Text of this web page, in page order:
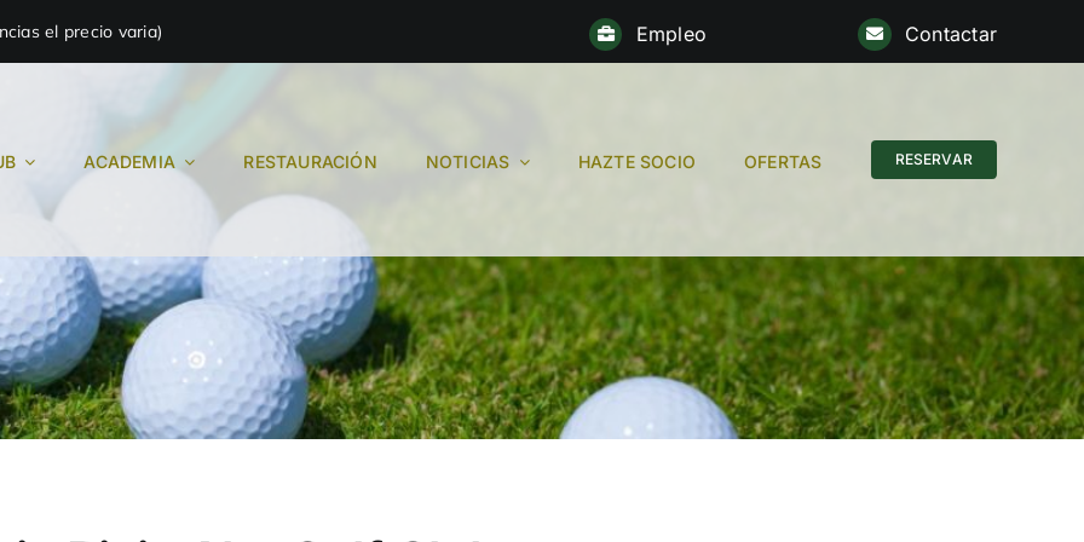
el precio varia) Empleo Contactar
ACADEMIA RESTAURACIÓN NOTICIAS HAZTE SOCIO OFERTAS RESERVAR